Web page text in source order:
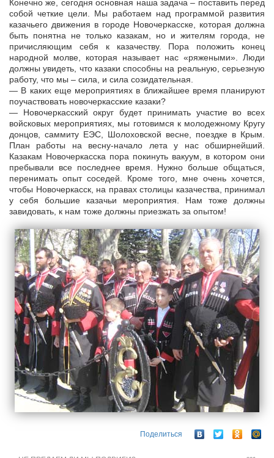
Конечно же, сегодня основная наша задача – поставить перед
собой четкие цели. Мы работаем над программой развития
казачьего движения в городе Новочеркасске, которая должна
быть понятна не только казакам, но и жителям города, не
причисляющим себя к казачеству. Пора положить конец
народной молве, которая называет нас «ряжеными». Люди
должны увидеть, что казаки способны на реальную, серьезную
работу, что мы – сила, и сила созидательная.
— В каких еще мероприятиях в ближайшее время планируют
поучаствовать новочеркасские казаки?
— Новочеркасский округ будет принимать участие во всех
войсковых мероприятиях, мы готовимся к молодежному Кругу
донцов, саммиту ЕЭС, Шолоховской весне, поездке в Крым.
План работы на весну-начало лета у нас обширнейший.
Казакам Новочеркасска пора покинуть вакуум, в котором они
пребывали все последнее время. Нужно больше общаться,
перенимать опыт соседей. Кроме того, мне очень хочется,
чтобы Новочеркасск, на правах столицы казачества, принимал
у себя большие казачьи мероприятия. Нам тоже должны
завидовать, к нам тоже должны приезжать за опытом!
Поделиться